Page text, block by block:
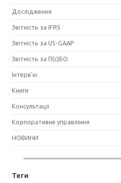
Дослідження
Звітність за IFRS
Звітність за US-GAAP
Звітність за П(с)БО
Інтерв'ю
Книги
Консультації
Корпоративне управління
НОВИНИ
Теги